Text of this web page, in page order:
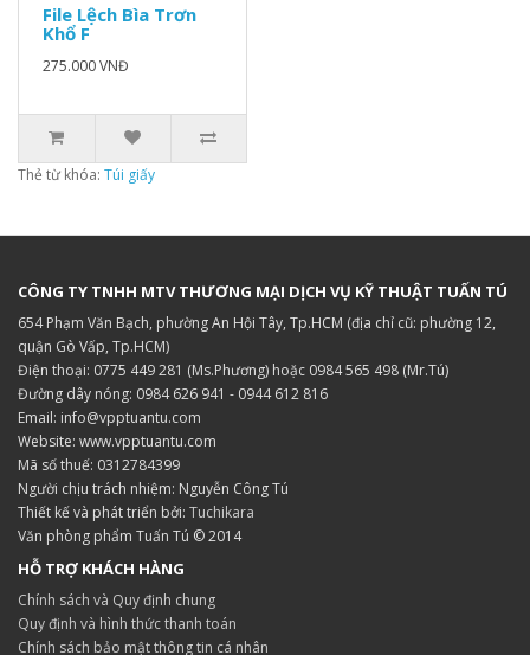
File Lệch Bìa Trơn
Khổ F
275.000 VNĐ
Thẻ từ khóa: Túi giấy
CÔNG TY TNHH MTV THƯƠNG MẠI DỊCH VỤ KỸ THUẬT TUẤN TÚ
654 Phạm Văn Bạch, phường An Hội Tây, Tp.HCM (địa chỉ cũ: phường 12,
quận Gò Vấp, Tp.HCM)
Điện thoại: 0775 449 281 (Ms.Phương) hoặc 0984 565 498 (Mr.Tú)
Đường dây nóng: 0984 626 941 - 0944 612 816
Email: info@vpptuantu.com
Website: www.vpptuantu.com
Mã số thuế: 0312784399
Người chịu trách nhiệm: Nguyễn Công Tú
Thiết kế và phát triển bởi: Tuchikara
Văn phòng phẩm Tuấn Tú © 2014
HỖ TRỢ KHÁCH HÀNG
Chính sách và Quy định chung
Quy định và hình thức thanh toán
Chính sách bảo mật thông tin cá nhân